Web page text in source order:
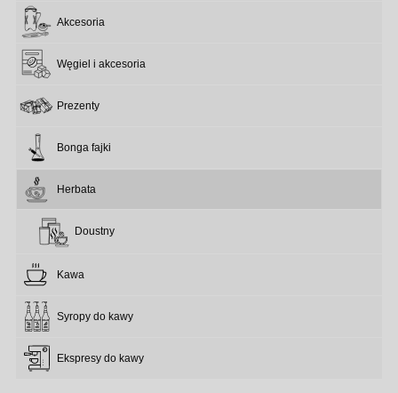
Akcesoria
Węgiel i akcesoria
Prezenty
Bonga fajki
Herbata
Doustny
Kawa
Syropy do kawy
Ekspresy do kawy